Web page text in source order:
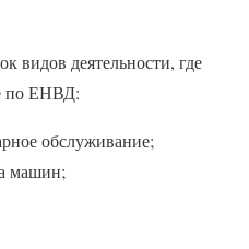
видов деятельности, где
по ЕНВД:
обслуживание;
машин;